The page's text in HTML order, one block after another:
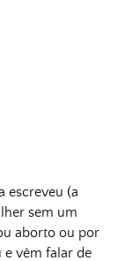
escreveu (a
sem um
aborto ou por
e vêm falar de